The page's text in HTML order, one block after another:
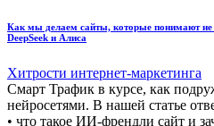
Как мы делаем сайты, которые понимают не
DeepSeek и Алиса
Хитрости интернет-маркетинга
Смарт Трафик в курсе, как
нейросетями. В нашей статье
• что такое ИИ-френдли сайт и